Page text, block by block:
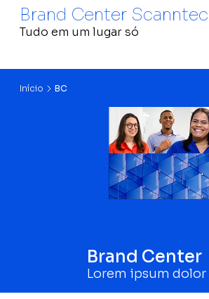
Brand Center
Tudo em um lugar só
Início BC
Brand Center
Lorem ipsum dolor